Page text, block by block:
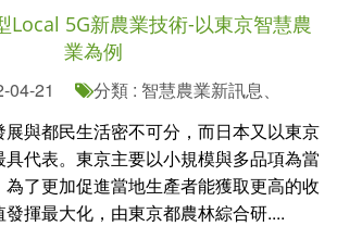
Local 5G新農業技術-以東京智慧農
業為例
04-21
分類 : 智慧農業新訊息、
與都民生活密不可分，而日本又以東京
代表。東京主要以小規模與多品項為當
了更加促進當地生產者能獲取更高的收
揮最大化，由東京都農林綜合研....